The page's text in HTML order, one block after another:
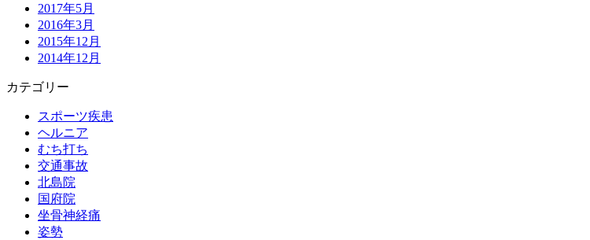
2017年5月
2016年3月
2015年12月
2014年12月
カテゴリー
スポーツ疾患
ヘルニア
むち打ち
交通事故
北島院
国府院
坐骨神経痛
姿勢